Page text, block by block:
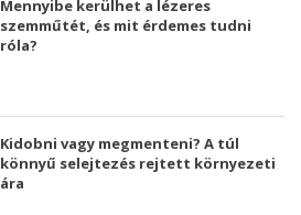
Mennyibe kerülhet a lézeres
szemműtét, és mit érdemes tudni
róla?
Kidobni vagy megmenteni? A túl
könnyű selejtezés rejtett környezeti
ára